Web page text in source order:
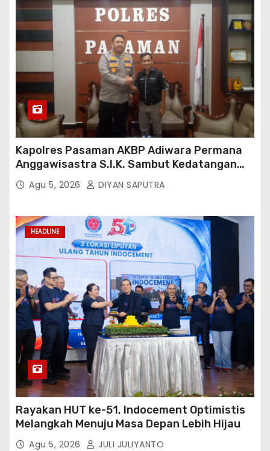
Kapolres Pasaman AKBP Adiwara Permana
Anggawisastra S.I.K. Sambut Kedatangan
Kepala Cakrawala Tv Sumatera Barat
Agu 5, 2026 DIYAN SAPUTRA
HEADLINE
Rayakan HUT ke-51, Indocement Optimistis
Melangkah Menuju Masa Depan Lebih Hijau
Agu 5, 2026 JULI JULIYANTO